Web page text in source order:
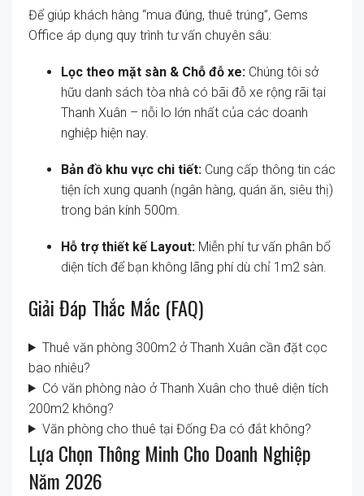
Để giúp khách hàng “mua đúng, thuê trúng”, Gems
Office áp dụng quy trình tư vấn chuyên sâu:
Lọc theo mặt sàn & Chỗ đỗ xe: Chúng tôi sở
hữu danh sách tòa nhà có bãi đỗ xe rộng rãi tại
Thanh Xuân – nỗi lo lớn nhất của các doanh
nghiệp hiện nay.
Bản đồ khu vực chi tiết: Cung cấp thông tin các
tiện ích xung quanh (ngân hàng, quán ăn, siêu thị)
trong bán kính 500m.
Hỗ trợ thiết kế Layout: Miễn phí tư vấn phân bổ
diện tích để bạn không lãng phí dù chỉ 1m2 sàn.
Giải Đáp Thắc Mắc (FAQ)
Thuê văn phòng 300m2 ở Thanh Xuân cần đặt cọc
bao nhiêu?
Có văn phòng nào ở Thanh Xuân cho thuê diện tích
200m2 không?
Văn phòng cho thuê tại Đống Đa có đắt không?
Lựa Chọn Thông Minh Cho Doanh Nghiệp
Năm 2026